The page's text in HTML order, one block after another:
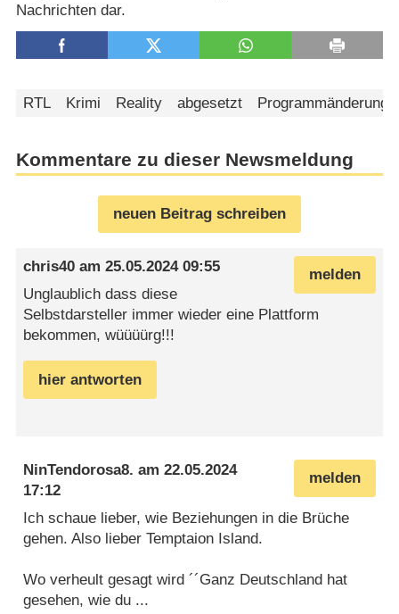
Nachrichten dar.
RTL Krimi Reality abgesetzt Programmänderung
Kommentare zu dieser Newsmeldung
neuen Beitrag schreiben
melden
chris40 am25.05.2024 09:55
Unglaublich dass diese
Selbstdarsteller immer wieder eine Plattform
bekommen, wüüüürg!!!
hier antworten
melden
NinTendorosa8. am22.05.2024
17:12
Ich schaue lieber, wie Beziehungen in die Brüche
gehen. Also lieber Temptaion Island.
Wo verheult gesagt wird ´´Ganz Deutschland hat
gesehen, wie du ...